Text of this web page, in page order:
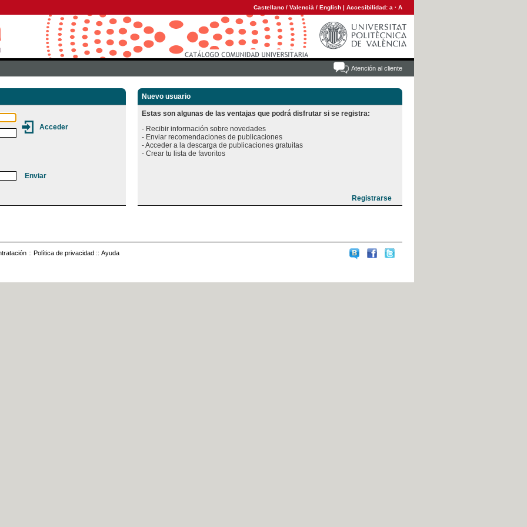
Castellano / Valencià / English | Accesibilidad: a · A
Atención al cliente
Nuevo usuario
Estas son algunas de las ventajas que podrá disfrutar si se registra:
- Recibir información sobre novedades
- Enviar recomendaciones de publicaciones
- Acceder a la descarga de publicaciones gratuitas
:: Política de privacidad :: Ayuda